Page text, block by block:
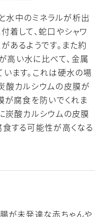
中のミネラルが析出
着して、蛇口やシャワ
あるようです。また約
い水に比べて、金属
ます。これは硬水の場
酸カルシウムの皮膜が
が腐食を防いでくれま
炭酸カルシウムの皮膜
する可能性が高くなる
が未発達な赤ちゃんや